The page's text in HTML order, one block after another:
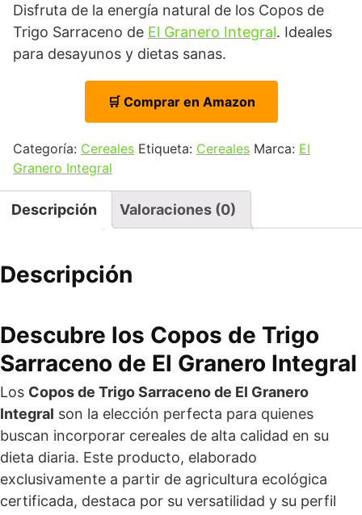
Disfruta de la energía natural de los Copos de
Trigo Sarraceno de El Granero Integral. Ideales
para desayunos y dietas sanas.
🛒 Comprar en Amazon
Categoría: Cereales Etiqueta: Cereales Marca: El
Granero Integral
Descripción Valoraciones (0)
Descripción
Descubre los Copos de Trigo
Sarraceno de El Granero Integral
Los Copos de Trigo Sarraceno de El Granero
Integral son la elección perfecta para quienes
buscan incorporar cereales de alta calidad en su
dieta diaria. Este producto, elaborado
exclusivamente a partir de agricultura ecológica
certificada, destaca por su versatilidad y su perfil